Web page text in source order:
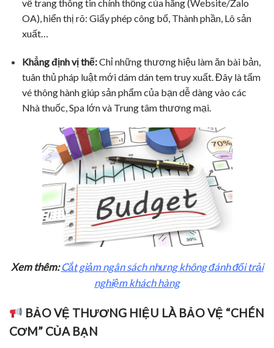
về trang thông tin chính thống của hãng (Website/Zalo
OA), hiển thị rõ: Giấy phép công bố, Thành phần, Lô sản
xuất…
Khẳng định vị thế:Chỉ những thương hiệu làm ăn bài bản,
tuân thủ pháp luật mới dám dán tem truy xuất. Đây là tấm
vé thông hành giúp sản phẩm của bạn dễ dàng vào các
Nhà thuốc, Spa lớn và Trung tâm thương mại.
Xem thêm: Cắt giảm ngân sách nhưng không đánh đổi trải
nghiệm khách hàng
BẢO VỆ THƯƠNG HIỆU LÀ BẢO VỆ “CHÉN
CƠM” CỦA BẠN